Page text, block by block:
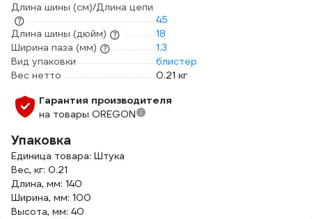
Длина шины (см)/Длина цепи
45
Длина шины (дюйм)
18
Ширина паза (мм)
1.3
Вид упаковки
блистер
Вес нетто
0.21 кг
Гарантия производителя
на товары OREGON
Упаковка
Единица товара: Штука
Вес, кг: 0.21
Длина, мм: 140
Ширина, мм: 100
Высота, мм: 40